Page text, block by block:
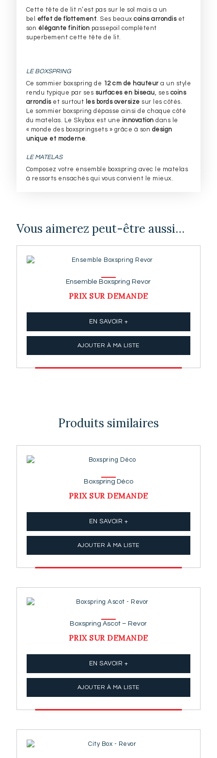
Cette tête de lit n’est pas sur le sol mais a un
bel
effet de flottement. Ses beauxcoins arrondiset
son élégante finition passepoil complètent
superbement cette tête de lit.
LE BOXSPRING
Ce sommier boxspring de 12 cm de hauteur a un style
rendu typique par ses surfaces en biseau, ses coins
arrondiset surtout les bords oversize sur les côtés.
Le sommier boxspring dépasse ainsi de chaque côté
du matelas. Le Skybox est une innovation dans le
« monde des boxspringsets » grâce à son design
unique et moderne.
LE MATELAS
Composez votre ensemble boxspring avec le matelas
à ressorts ensachés qui vous convient le mieux.
Vous aimerez peut-être aussi…
Ensemble Boxspring Revor
PRIX SUR DEMANDE
EN SAVOIR +
AJOUTER À MA LISTE
Produits similaires
Boxspring Déco
PRIX SUR DEMANDE
EN SAVOIR +
AJOUTER À MA LISTE
Boxspring Ascot – Revor
PRIX SUR DEMANDE
EN SAVOIR +
AJOUTER À MA LISTE